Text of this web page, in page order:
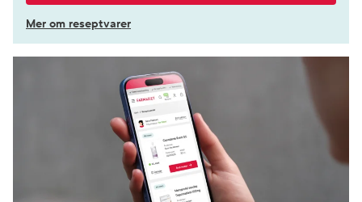
Mer om reseptvarer